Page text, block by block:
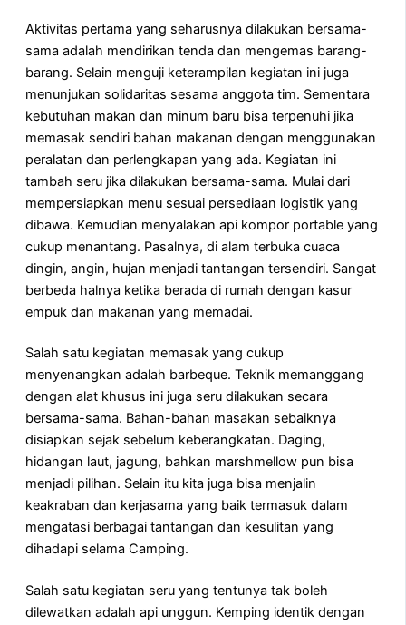
Aktivitas pertama yang seharusnya dilakukan bersama-
sama adalah mendirikan tenda dan mengemas barang-
barang. Selain menguji keterampilan kegiatan ini juga
menunjukan solidaritas sesama anggota tim. Sementara
kebutuhan makan dan minum baru bisa terpenuhi jika
memasak sendiri bahan makanan dengan menggunakan
peralatan dan perlengkapan yang ada. Kegiatan ini
tambah seru jika dilakukan bersama-sama. Mulai dari
mempersiapkan menu sesuai persediaan logistik yang
dibawa. Kemudian menyalakan api kompor portable yang
cukup menantang. Pasalnya, di alam terbuka cuaca
dingin, angin, hujan menjadi tantangan tersendiri. Sangat
berbeda halnya ketika berada di rumah dengan kasur
empuk dan makanan yang memadai.
Salah satu kegiatan memasak yang cukup
menyenangkan adalah barbeque. Teknik memanggang
dengan alat khusus ini juga seru dilakukan secara
bersama-sama. Bahan-bahan masakan sebaiknya
disiapkan sejak sebelum keberangkatan. Daging,
hidangan laut, jagung, bahkan marshmellow pun bisa
menjadi pilihan. Selain itu kita juga bisa menjalin
keakraban dan kerjasama yang baik termasuk dalam
mengatasi berbagai tantangan dan kesulitan yang
dihadapi selama Camping.
Salah satu kegiatan seru yang tentunya tak boleh
dilewatkan adalah api unggun. Kemping identik dengan